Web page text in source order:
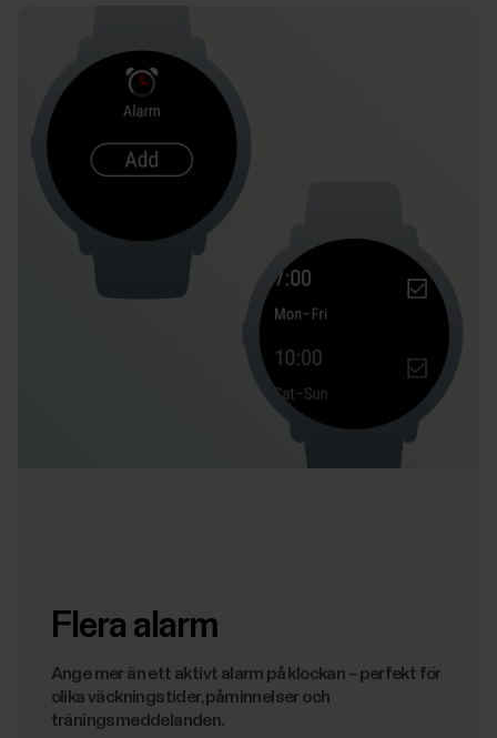
Flera alarm
Ange mer än ett aktivt alarm på klockan – perfekt för
olika väckningstider, påminnelser och
träningsmeddelanden.